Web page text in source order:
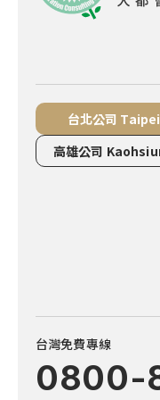
台北公司 Taipei
高雄公司
台灣免費專線
0800-